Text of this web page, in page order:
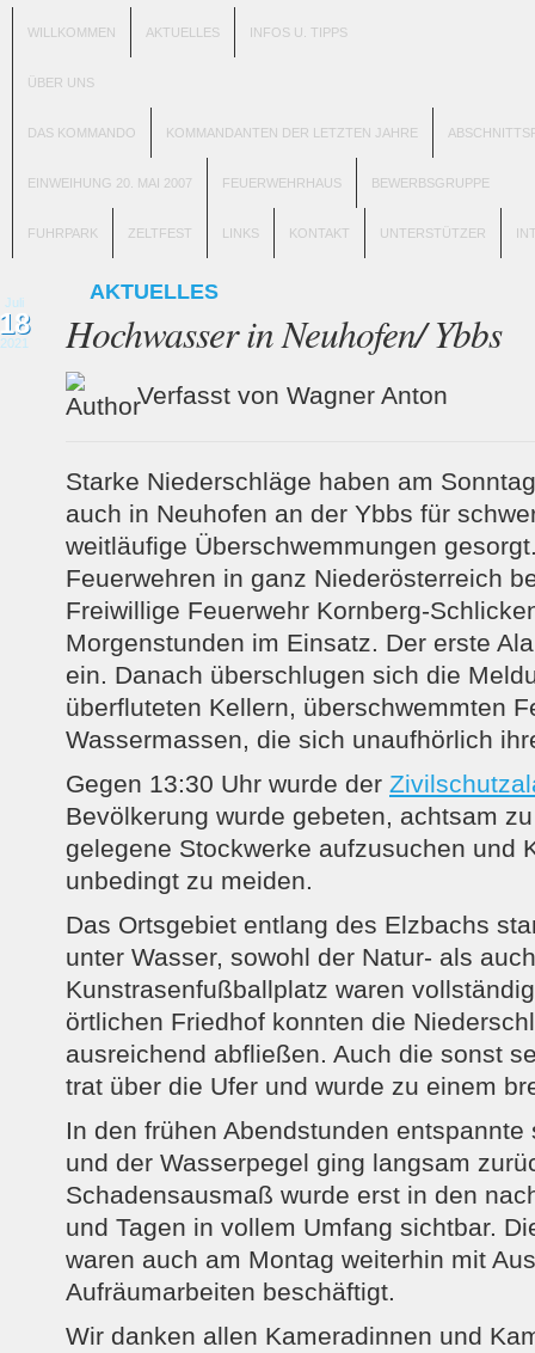
WILLKOMMEN AKTUELLES INFOS U. TIPPS
ÜBER UNS
DAS KOMMANDO KOMMANDANTEN DER LETZTEN JAHRE
EINWEIHUNG 20. MAI 2007 FEUERWEHRHAUS BEWERBSGRUPPE
FUHRPARK ZELTFEST LINKS KONTAKT UNTERSTÜTZER
Juli
18
2021
AKTUELLES
Hochwasser in Neuhofen/ Ybbs
Verfasst von Wagner Anton
Starke Niederschläge haben am
auch in Neuhofen an der Ybbs für
weitläufige Überschwemmungen
Feuerwehren in ganz Niederösterreich
Freiwillige Feuerwehr Kornberg-
Morgenstunden im Einsatz. Der erste
ein. Danach überschlugen sich die
überfluteten Kellern, überschwemmten
Wassermassen, die sich unaufhörlich
Gegen 13:30 Uhr wurde der
Bevölkerung wurde gebeten, achtsam
gelegene Stockwerke aufzusuchen und
unbedingt zu meiden.
Das Ortsgebiet entlang des Elzbachs
unter Wasser, sowohl der Natur- als auch
Kunstrasenfußballplatz waren
örtlichen Friedhof konnten die
ausreichend abfließen. Auch die sonst
trat über die Ufer und wurde zu einem
In den frühen Abendstunden
und der Wasserpegel ging langsam
Schadensausmaß wurde erst in den
und Tagen in vollem Umfang sichtbar.
waren auch am Montag weiterhin mit
Aufräumarbeiten beschäftigt.
Wir danken allen Kameradinnen und